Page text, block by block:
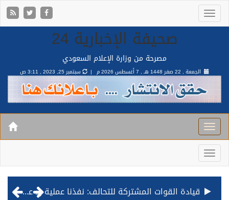
صحيفة الإخبارية 24
مصرحة من وزارة الإعلام السعودي
الجمعة , 22 صفر 1448 هـ , 7 أغسطس 2026 م | سبتمبر 25, 2023 , 3:11 ص
قيادة القوات المشتركة للتحالف: نفذنا عملية رد عسكري متناسبة لأهداف عسكرية مشروعة تابعة للمليشيا الحوثية الإرهابية في محافظة الحديدة